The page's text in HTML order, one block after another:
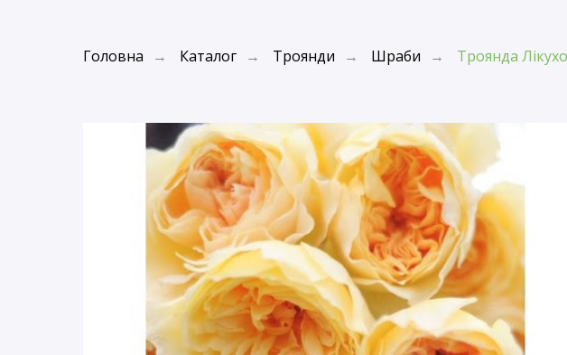
Головна → Каталог → Троянди → Шраби → Троянда